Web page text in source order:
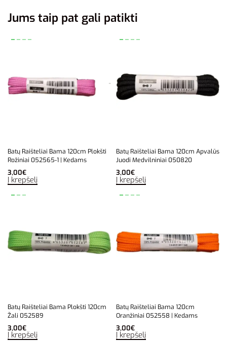
Jums taip pat gali patikti
Batų Raišteliai Bama 120cm Plokšti
Rožiniai 052565-1 | Kedams
3,00€
Į krepšelį
Batų Raišteliai Bama 120cm Apvalūs
Juodi Medvilniniai 050820
3,00€
Į krepšelį
Batų Raišteliai Bama Plokšti 120cm
Žali 052589
3,00€
Į krepšelį
Batų Raišteliai Bama 120cm
Oranžiniai 052558 | Kedams
3,00€
Į krepšelį